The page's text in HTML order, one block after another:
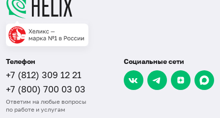
Телефон
+7 (812) 309 12 21
+7 (800) 700 03 03
Ответим на любые вопросы
по работе и услугам
Социальные сети